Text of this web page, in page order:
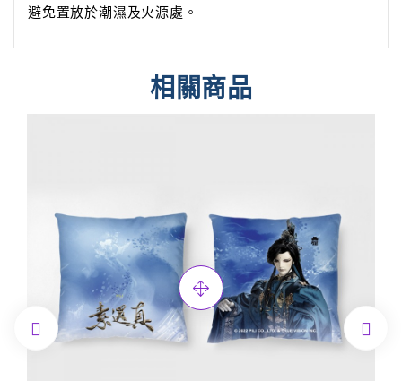
避免置放於潮濕及火源處。
相關商品
 